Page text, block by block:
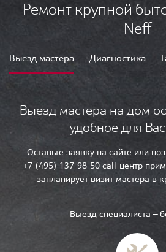
Ремонт крупной
Neff
Выезд мастера Диагностика
Выезд мастера на дом
удобное для
Оставьте заявку на сайте или
+7 (495) 137-98-50 call-центр
запланирует визит мастера в
Выезд специалиста —